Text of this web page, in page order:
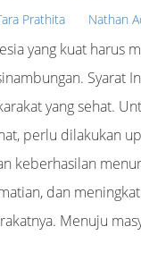
Prathita Nathan
yang kuat harus
Syarat
yang sehat.
perlu dilakukan
keberhasilan
dan
Menuju